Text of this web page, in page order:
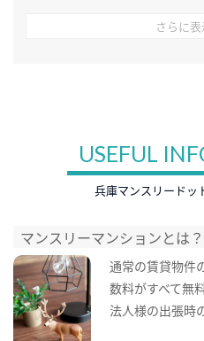
さらに表
USEFUL
兵庫マンスリードッ
マンスリーマンションとは？
通常の賃貸物件
数料がすべて無
法人様の出張時